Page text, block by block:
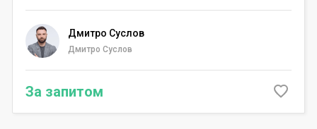
Дмитро Суслов
Дмитро Суслов
За запитом